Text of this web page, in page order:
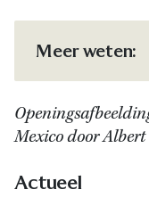
Meer weten:
Mexico door Albert
Actueel